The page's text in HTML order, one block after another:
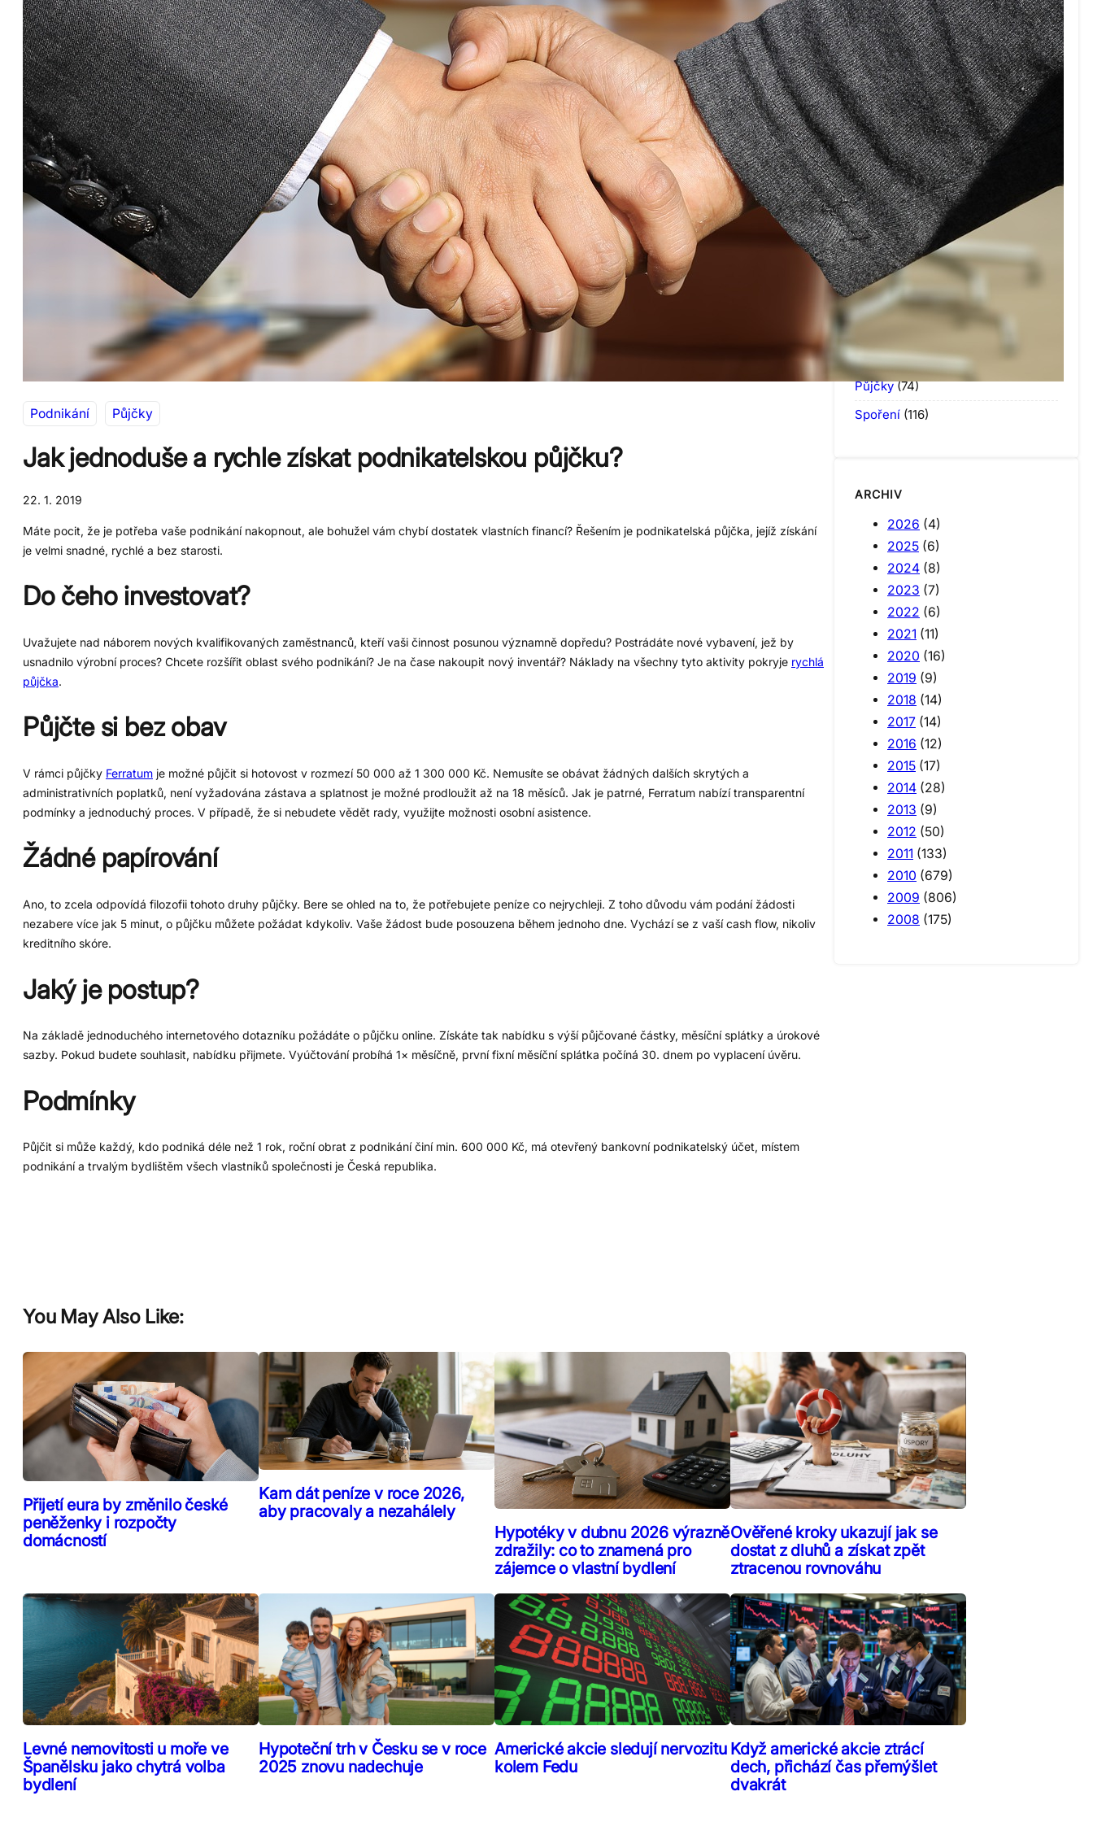
Podnikání Půjčky
Jak jednoduše a rychle získat podnikatelskou půjčku?
22. 1. 2019
Máte pocit, že je potřeba vaše podnikání nakopnout, ale bohužel vám chybí dostatek vlastních financí? Řešením je podnikatelská půjčka, jejíž získání
je velmi snadné, rychlé a bez starosti.
Do čeho investovat?
Uvažujete nad náborem nových kvalifikovaných zaměstnanců, kteří vaši činnost posunou významně dopředu? Postrádáte nové vybavení, jež by
usnadnilo výrobní proces? Chcete rozšířit oblast svého podnikání? Je na čase nakoupit nový inventář? Náklady na všechny tyto aktivity pokryje rychlá
půjčka.
Půjčte si bez obav
V rámci půjčky Ferratum je možné půjčit si hotovost v rozmezí 50 000 až 1 300 000 Kč. Nemusíte se obávat žádných dalších skrytých a
administrativních poplatků, není vyžadována zástava a splatnost je možné prodloužit až na 18 měsíců. Jak je patrné, Ferratum nabízí transparentní
podmínky a jednoduchý proces. V případě, že si nebudete vědět rady, využijte možnosti osobní asistence.
Žádné papírování
Ano, to zcela odpovídá filozofii tohoto druhy půjčky. Bere se ohled na to, že potřebujete peníze co nejrychleji. Z toho důvodu vám podání žádosti
nezabere více jak 5 minut, o půjčku můžete požádat kdykoliv. Vaše žádost bude posouzena během jednoho dne. Vychází se z vaší cash flow, nikoliv
kreditního skóre.
Jaký je postup?
Na základě jednoduchého internetového dotazníku požádáte o půjčku online. Získáte tak nabídku s výší půjčované částky, měsíční splátky a úrokové
sazby. Pokud budete souhlasit, nabídku přijmete. Vyúčtování probíhá 1× měsíčně, první fixní měsíční splátka počíná 30. dnem po vyplacení úvěru.
Podmínky
Půjčit si může každý, kdo podniká déle než 1 rok, roční obrat z podnikání činí min. 600 000 Kč, má otevřený bankovní podnikatelský účet, místem
podnikání a trvalým bydlištěm všech vlastníků společnosti je Česká republika.
Dluhopisy(31)
Důchod(116)
Fondy, ETF(113)
Forex(37)
Hypotéky(4)
Inzerce(9)
Komodity(198)
Luxus(2)
Nemovitosti(2)
Obecně(299)
Ostatní(167)
Pojištění(106)
Půjčky(74)
Spoření (116)
ARCHIV
2026 (4)
2025 (6)
2024 (8)
2023 (7)
2022 (6)
2021 (11)
2020 (16)
2019 (9)
2018 (14)
2017 (14)
2016 (12)
2015 (17)
2014 (28)
2013 (9)
2012 (50)
2011 (133)
2010 (679)
2009 (806)
2008 (175)
You May Also Like:
Přijetí eura by změnilo české
peněženky i rozpočty
domácností
Kam dát peníze v roce 2026,
aby pracovaly a nezahálely
Hypotéky v dubnu 2026 výrazně
zdražily: co to znamená pro
zájemce o vlastní bydlení
Ověřené kroky ukazují jak se
dostat z dluhů a získat zpět
ztracenou rovnováhu
Levné nemovitosti u moře ve
Španělsku jako chytrá volba
bydlení
Hypoteční trh v Česku se v roce
2025 znovu nadechuje
Americké akcie sledují nervozitu
kolem Fedu
Když americké akcie ztrácí
dech, přichází čas přemýšlet
dvakrát